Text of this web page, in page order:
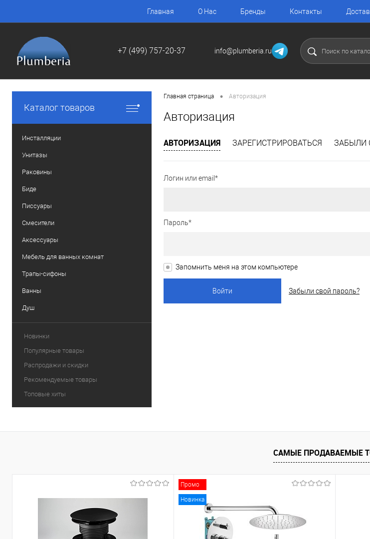
Главная О Нас Бренды Контакты
+7 (499) 757-20-37 info@plumberia.ru
Каталог товаров
Инсталляции
Унитазы
Раковины
Биде
Писсуары
Смесители
Аксессуары
Мебель для ванных комнат
Трапы-сифоны
Ванны
Душ
Новинки
Популярные товары
Распродажи и скидки
Рекомендуемые товары
Топовые хиты
Главная страница • Авторизация
Авторизация
АВТОРИЗАЦИЯ ЗАРЕГИСТРИРОВАТЬСЯ ЗАБЫЛИ
Логин или email*
Пароль*
Запомнить меня на этом компьютере
Забыли свой пароль?
САМЫЕ ПРОДАВАЕМЫЕ
Промо
Новинка